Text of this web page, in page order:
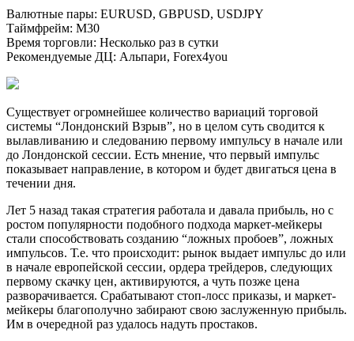
Валютные пары: EURUSD, GBPUSD, USDJPY
Таймфрейм: M30
Время торговли: Несколько раз в сутки
Рекомендуемые ДЦ: Альпари, Forex4you
Существует огромнейшее количество вариаций торговой
системы “Лондонский Взрыв”, но в целом суть сводится к
вылавливанию и следованию первому импульсу в начале или
до Лондонской сессии. Есть мнение, что первый импульс
показывает направление, в котором и будет двигаться цена в
течении дня.
Лет 5 назад такая стратегия работала и давала прибыль, но с
ростом популярности подобного подхода маркет-мейкеры
стали способствовать созданию “ложных пробоев”, ложных
импульсов. Т.е. что происходит: рынок выдает импульс до или
в начале европейской сессии, ордера трейдеров, следующих
первому скачку цен, активируются, а чуть позже цена
разворачивается. Срабатывают стоп-лосс приказы, и маркет-
мейкеры благополучно забирают свою заслуженную прибыль.
Им в очередной раз удалось надуть простаков.